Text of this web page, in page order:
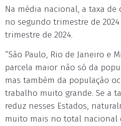
Na média nacional, a taxa de
no segundo trimestre de
trimestre de 2024.
“São Paulo, Rio de Janeiro e
parcela maior não só da
mas também da população
trabalho muito grande. Se a
reduz nesses Estados,
muito mais no total nacional